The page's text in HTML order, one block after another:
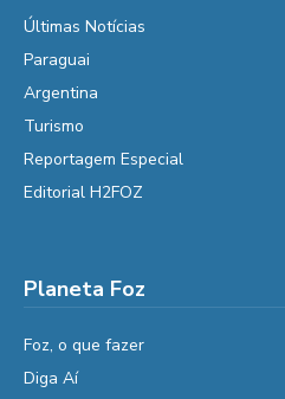
Últimas Notícias
Paraguai
Argentina
Turismo
Reportagem Especial
Editorial H2FOZ
Planeta Foz
Foz, o que fazer
Diga Aí